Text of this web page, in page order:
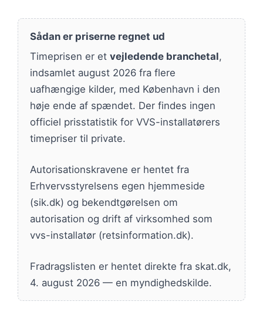
Sådan er priserne regnet ud
Timeprisen er et vejledende branchetal,
indsamlet august 2026 fra flere
uafhængige kilder, med København i den
høje ende af spændet. Der findes ingen
officiel prisstatistik for VVS-installatørers
timepriser til private.
Autorisationskravene er hentet fra
Erhvervsstyrelsens egen hjemmeside
(sik.dk) og bekendtgørelsen om
autorisation og drift af virksomhed som
vvs-installatør (retsinformation.dk).
Fradragslisten er hentet direkte fra skat.dk,
4. august 2026 — en myndighedskilde.